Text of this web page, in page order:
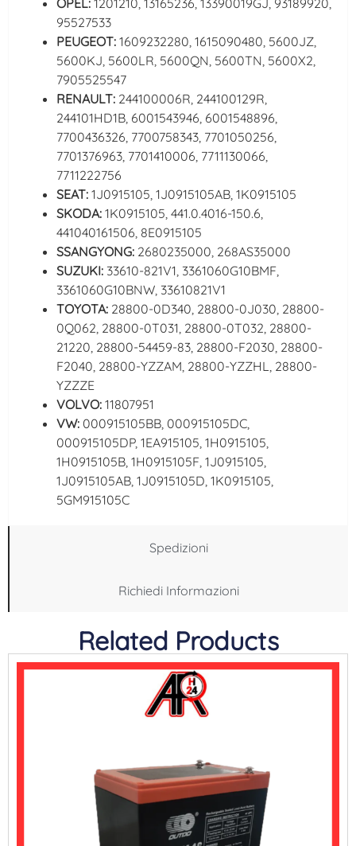
Spedizioni
Richiedi Informazioni
OPEL: 1201210, 13165236, 13390019GJ, 93189920,
95527533
PEUGEOT: 1609232280, 1615090480, 5600JZ,
5600KJ, 5600LR, 5600QN, 5600TN, 5600X2,
7905525547
RENAULT: 244100006R, 244100129R,
244101HD1B, 6001543946, 6001548896,
7700436326, 7700758343, 7701050256,
7701376963, 7701410006, 7711130066,
7711222756
SEAT: 1J0915105, 1J0915105AB, 1K0915105
SKODA: 1K0915105, 441.0.4016-150.6,
441040161506, 8E0915105
SSANGYONG: 2680235000, 268AS35000
SUZUKI: 33610-821V1, 3361060G10BMF,
3361060G10BNW, 33610821V1
TOYOTA: 28800-0D340, 28800-0J030, 28800-
0Q062, 28800-0T031, 28800-0T032, 28800-
21220, 28800-54459-83, 28800-F2030, 28800-
F2040, 28800-YZZAM, 28800-YZZHL, 28800-
YZZZE
VOLVO: 11807951
VW: 000915105BB, 000915105DC,
000915105DP, 1EA915105, 1H0915105,
1H0915105B, 1H0915105F, 1J0915105,
1J0915105AB, 1J0915105D, 1K0915105,
5GM915105C
Related Products